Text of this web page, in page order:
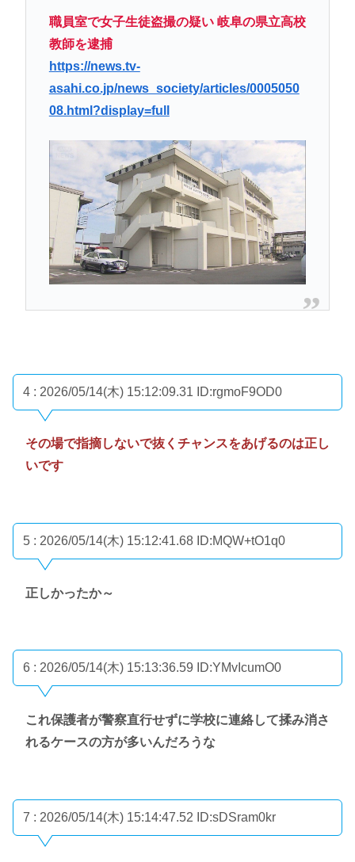
職員室で女子生徒盗撮の疑い 岐阜の県立高校
教師を逮捕
https://news.tv-
asahi.co.jp/news_society/articles/0005050
08.html?display=full
4 : 2026/05/14(木) 15:12:09.31 ID:rgmoF9OD0
その場で指摘しないで抜くチャンスをあげるのは正し
いです
5 : 2026/05/14(木) 15:12:41.68 ID:MQW+tO1q0
正しかったか～
6 : 2026/05/14(木) 15:13:36.59 ID:YMvIcumO0
これ保護者が警察直行せずに学校に連絡して揉み消さ
れるケースの方が多いんだろうな
7 : 2026/05/14(木) 15:14:47.52 ID:sDSram0kr